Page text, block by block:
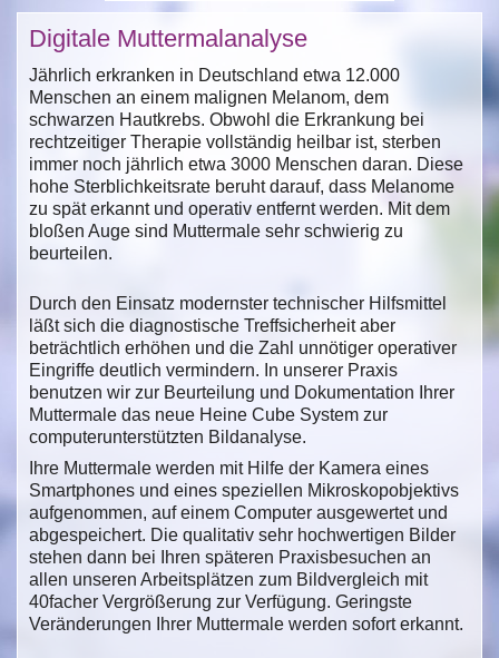
Digitale Muttermalanalyse
Jährlich erkranken in Deutschland etwa 12.000
Menschen an einem malignen Melanom, dem
schwarzen Hautkrebs. Obwohl die Erkrankung bei
rechtzeitiger Therapie vollständig heilbar ist, sterben
immer noch jährlich etwa 3000 Menschen daran. Diese
hohe Sterblichkeitsrate beruht darauf, dass Melanome
zu spät erkannt und operativ entfernt werden. Mit dem
bloßen Auge sind Muttermale sehr schwierig zu
beurteilen.
Durch den Einsatz modernster technischer Hilfsmittel
läßt sich die diagnostische Treffsicherheit aber
beträchtlich erhöhen und die Zahl unnötiger operativer
Eingriffe deutlich vermindern. In unserer Praxis
benutzen wir zur Beurteilung und Dokumentation Ihrer
Muttermale das neue Heine Cube System zur
computerunterstützten Bildanalyse.
Ihre Muttermale werden mit Hilfe der Kamera eines
Smartphones und eines speziellen Mikroskopobjektivs
aufgenommen, auf einem Computer ausgewertet und
abgespeichert. Die qualitativ sehr hochwertigen Bilder
stehen dann bei Ihren späteren Praxisbesuchen an
allen unseren Arbeitsplätzen zum Bildvergleich mit
40facher Vergrößerung zur Verfügung. Geringste
Veränderungen Ihrer Muttermale werden sofort erkannt.